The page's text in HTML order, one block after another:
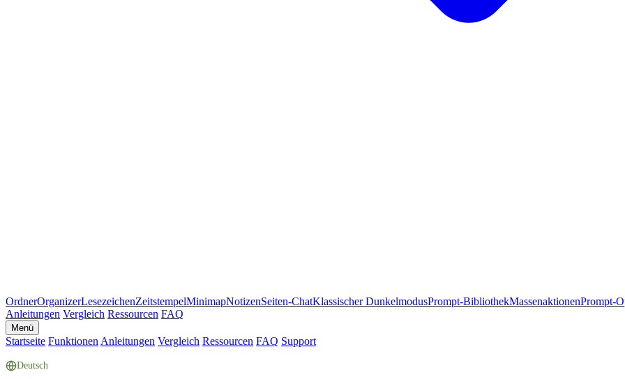
OrdnerOrganizerLesezeichenZeitstempelMinimapNotizenSeiten-ChatKlassischer DunkelmodusPrompt-BibliothekMassenaktionenPrompt-
Anleitungen Vergleich Ressourcen FAQ
Menü
Startseite Funktionen Anleitungen Vergleich Ressourcen FAQ Support
Deutsch